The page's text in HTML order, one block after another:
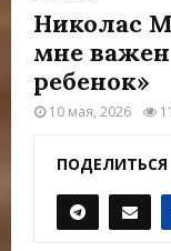
М
Николас
мне
ребенок»
10 мая, 2026
ПОДЕЛИТЬСЯ